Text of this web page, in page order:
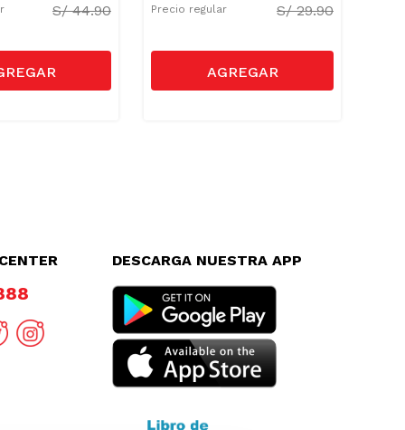
S/44.90 Precio regular S/29.90
DESCARGA NUESTRA APP